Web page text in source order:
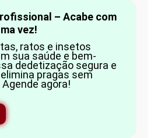
– Acabe com
vez!
ratos e insetos
sua saúde e bem-
dedetização segura e
pragas sem
agora!